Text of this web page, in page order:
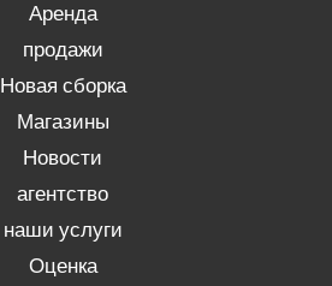
Аренда
продажи
Новая сборка
Магазины
Новости
агентство
наши услуги
Оценка